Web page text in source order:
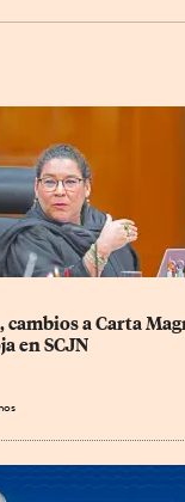
cambios a Carta
en SCJN